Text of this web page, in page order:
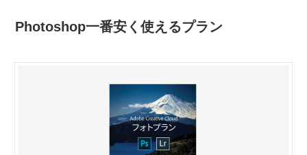
Photoshop一番安く使えるプラン